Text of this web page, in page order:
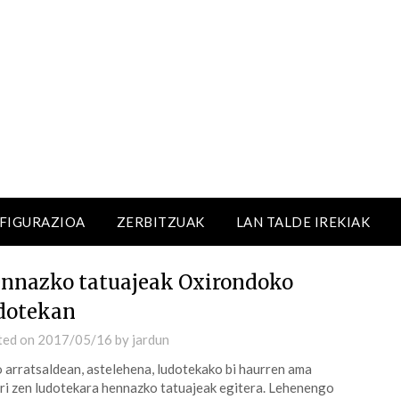
ZERBITZUAK LAN TALDE IREKIAK
tatuajeak Oxirondoko
on 2017/05/16 by jardun
arratsaldean, astelehena, ludotekako bi haurren ama
zen ludotekara hennazko tatuajeak egitera. Lehenengo